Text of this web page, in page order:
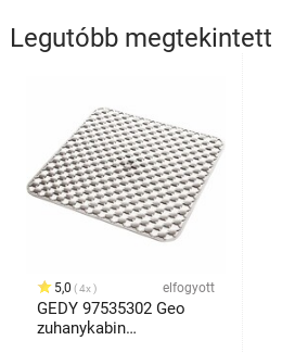
Legutóbb megtekintett
5,0 4x elfogyott
GEDY 97535302 Geo
zuhanykabin